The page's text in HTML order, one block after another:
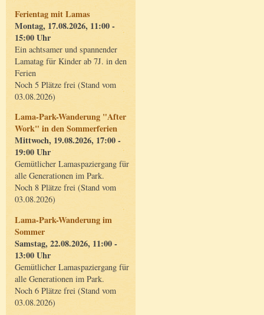
Ferientag mit Lamas
Montag, 17.08.2026, 11:00 -
15:00 Uhr
Ein achtsamer und spannender
Lamatag für Kinder ab 7J. in den
Ferien
Noch 5 Plätze frei (Stand vom
03.08.2026)
Lama-Park-Wanderung "After
Work" in den Sommerferien
Mittwoch, 19.08.2026, 17:00 -
19:00 Uhr
Gemütlicher Lamaspaziergang für
alle Generationen im Park.
Noch 8 Plätze frei (Stand vom
03.08.2026)
Lama-Park-Wanderung im
Sommer
Samstag, 22.08.2026, 11:00 -
13:00 Uhr
Gemütlicher Lamaspaziergang für
alle Generationen im Park.
Noch 6 Plätze frei (Stand vom
03.08.2026)